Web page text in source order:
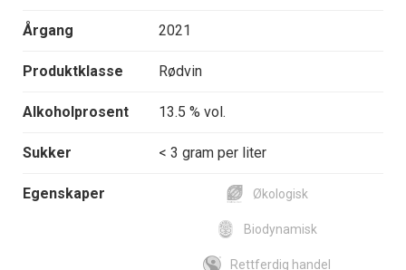
Årgang 2021
Produktklasse Rødvin
Alkoholprosent 13.5 % vol.
Sukker < 3 gram per liter
Egenskaper Økologisk
Biodynamisk
Rettferdig handel